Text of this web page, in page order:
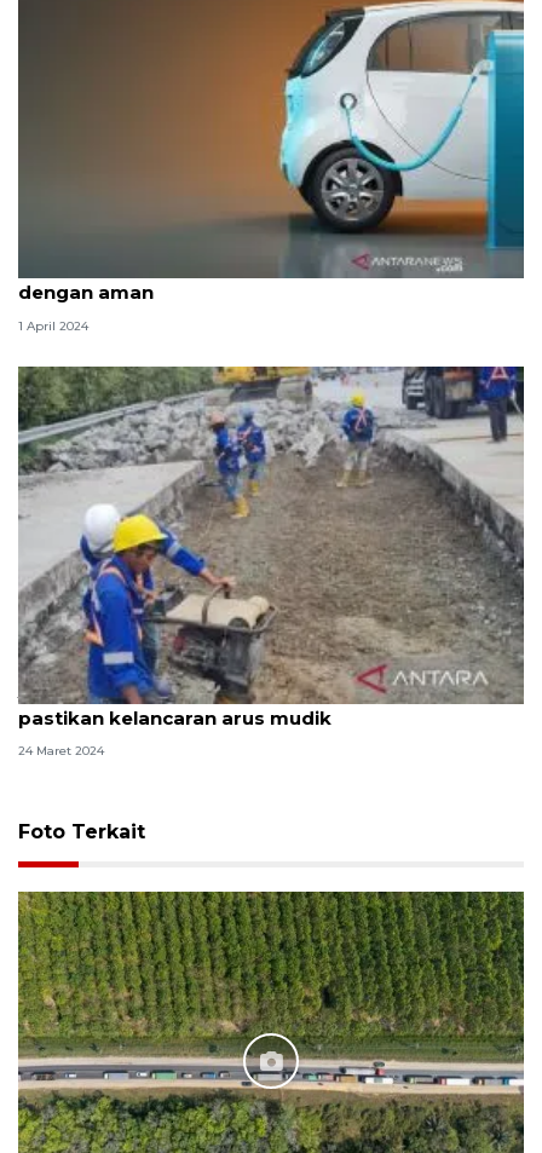
Lima kiat bagi pengendara mobil listrik mudik
dengan aman
1 April 2024
Jasamarga perbaiki Tol Jakarta-Cikampek
pastikan kelancaran arus mudik
24 Maret 2024
Foto Terkait